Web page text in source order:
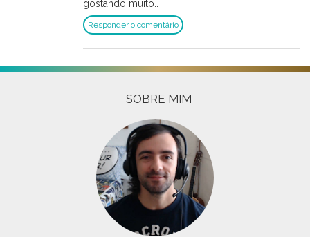
gostando muito..
Responder o comentário
SOBRE MIM